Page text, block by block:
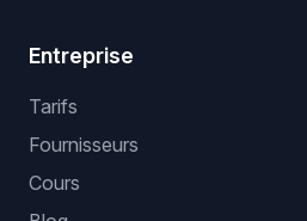
Entreprise
Tarifs
Fournisseurs
Cours